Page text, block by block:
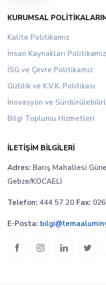
KURUMSAL
Kalite Politikamız
İnsan Kaynakları Politikamız
İSG ve Çevre Politikamız
Gizlilik ve K.V.K. Politikası
İnovasyon ve
Bilgi Toplumu Hizmetleri
İLETIŞIM BILGILERI
Adres: Barış Mahallesi
Gebze/KOCAELİ
Telefon: 444 57 20 Fax:
E-Posta: